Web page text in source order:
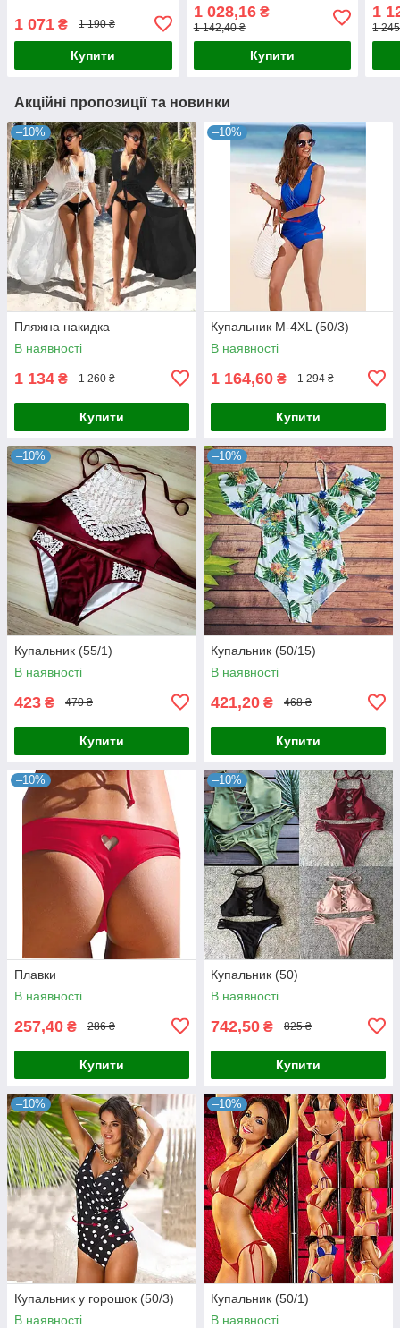
1 071 ₴ 1 190 ₴
Купити
1 028,16₴
1 142,40 ₴
Купити
1
1
Акційні пропозиції та новинки
–10%
Пляжна накидка
В наявності
1 134 ₴ 1 260 ₴
Купити
–10%
Купальник М-4XL (50/3)
В наявності
1 164,60 ₴ 1 294 ₴
Купити
–10%
Купальник (55/1)
В наявності
423 ₴ 470 ₴
Купити
–10%
Купальник (50/15)
В наявності
421,20 ₴ 468 ₴
Купити
–10%
Плавки
В наявності
257,40 ₴ 286 ₴
Купити
–10%
Купальник (50)
В наявності
742,50 ₴ 825 ₴
Купити
–10%
Купальник у горошок (50/3)
В наявності
–10%
Купальник (50/1)
В наявності